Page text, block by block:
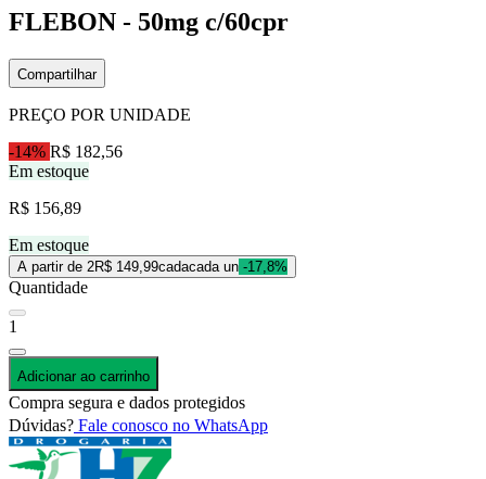
FLEBON - 50mg c/60cpr
Compartilhar
PREÇO POR UNIDADE
-14% R$ 182,56
Em estoque
R$ 156,89
Em estoque
A partir de 2R$ 149,99cadacada un -17,8%
Quantidade
1
Adicionar ao carrinho
Compra segura e dados protegidos
Dúvidas? Fale conosco no WhatsApp